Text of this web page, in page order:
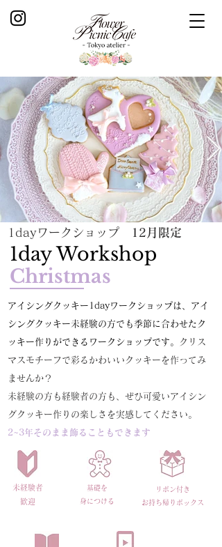
1dayワークショップ 12月限定
1day Workshop
Christmas
アイシングクッキー1dayワークショップは、​アイ
シングクッキー未経験の方でも季節に合わせたク
ッキー作りができるワークショップです。
​クリス
マスモチーフで彩るかわいいクッキーを作ってみ
ませんか？
​未経験の方も経験者の方も、ぜひ可愛いアイシン
グクッキー作りの楽しさを実感してください。
2~3年そのまま飾ることもできます
未経験者
​歓迎
​基礎を
身につける
リボン付き
お持ち帰り​ボックス